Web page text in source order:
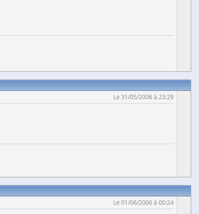
Le 31/05/2006 à 23:29
Le 01/06/2006 à 00:24